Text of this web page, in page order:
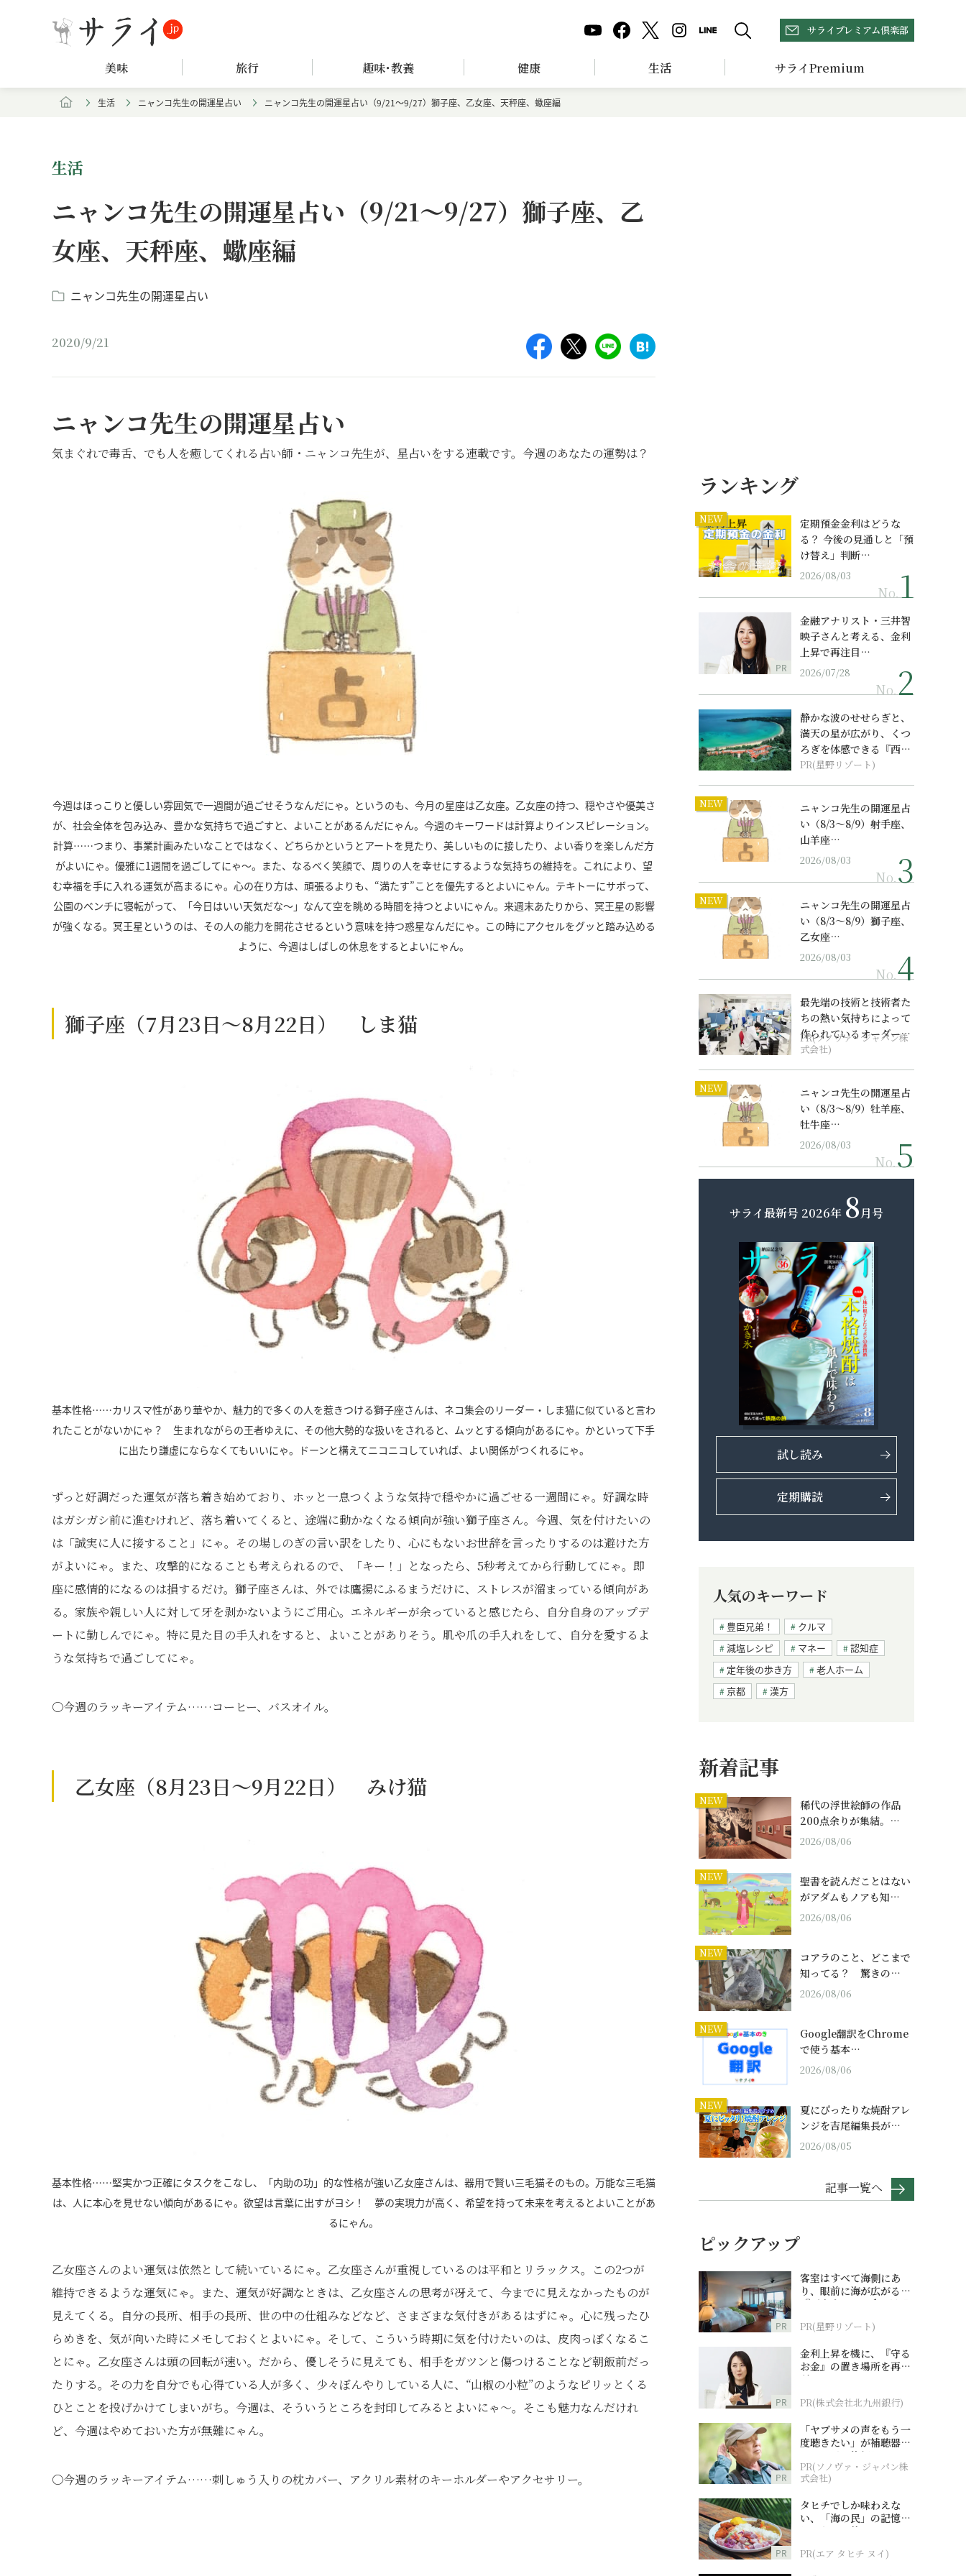
サライプレミアム倶楽部
美味 旅行 趣味･教養 健康 生活 サライPremium
生活 ニャンコ先生の開運星占い ニャンコ先生の開運星占い（9/21～9/27）獅子座、乙女座、天秤座、蠍座編
生活
ニャンコ先生の開運星占い（9/21～9/27）獅子座、乙
女座、天秤座、蠍座編
ニャンコ先生の開運星占い
2020/9/21
ニャンコ先生の開運星占い
気まぐれで毒舌、でも人を癒してくれる占い師・ニャンコ先生が、星占いをする連載です。今週のあなたの運勢は？
今週はほっこりと優しい雰囲気で一週間が過ごせそうなんだにゃ。というのも、今月の星座は乙女座。乙女座の持つ、穏やさや優美さ
が、社会全体を包み込み、豊かな気持ちで過ごすと、よいことがあるんだにゃん。今週のキーワードは計算よりインスピレーション。
計算……つまり、事業計画みたいなことではなく、どちらかというとアートを見たり、美しいものに接したり、よい香りを楽しんだ方
がよいにゃ。優雅に1週間を過ごしてにゃ～。また、なるべく笑顔で、周りの人を幸せにするような気持ちの維持を。これにより、望
む幸福を手に入れる運気が高まるにゃ。心の在り方は、頑張るよりも、“満たす”ことを優先するとよいにゃん。テキトーにサボって、
公園のベンチに寝転がって、「今日はいい天気だな～」なんて空を眺める時間を持つとよいにゃん。来週末あたりから、冥王星の影響
が強くなる。冥王星というのは、その人の能力を開花させるという意味を持つ惑星なんだにゃ。この時にアクセルをグッと踏み込める
ように、今週はしばしの休息をするとよいにゃん。
獅子座（7月23日～8月22日） しま猫
基本性格……カリスマ性があり華やか、魅力的で多くの人を惹きつける獅子座さんは、ネコ集会のリーダー・しま猫に似ていると言わ
れたことがないかにゃ？ 生まれながらの王者ゆえに、その他大勢的な扱いをされると、ムッとする傾向があるにゃ。かといって下手
に出たり謙虚にならなくてもいいにゃ。ドーンと構えてニコニコしていれば、よい関係がつくれるにゃ。
ずっと好調だった運気が落ち着き始めており、ホッと一息つくような気持で穏やかに過ごせる一週間にゃ。好調な時
はガシガシ前に進むけれど、落ち着いてくると、途端に動かなくなる傾向が強い獅子座さん。今週、気を付けたいの
は「誠実に人に接すること」にゃ。その場しのぎの言い訳をしたり、心にもないお世辞を言ったりするのは避けた方
がよいにゃ。また、攻撃的になることも考えられるので、「キー！」となったら、 5秒考えてから行動してにゃ。即
座に感情的になるのは損するだけ。獅子座さんは、外では鷹揚にふるまうだけに、ストレスが溜まっている傾向があ
る。家族や親しい人に対して牙を剥かないようにご用心。エネルギーが余っていると感じたら、自分自身のアップデ
ートに勤しんでにゃ。特に見た目の手入れをすると、よいことがありそう。肌や爪の手入れをして、自分を愛するよ
うな気持ちで過ごしてにゃ。
〇今週のラッキーアイテム……コーヒー、バスオイル。
乙女座（8月23日～9月22日） みけ猫
基本性格……堅実かつ正確にタスクをこなし、「内助の功」的な性格が強い乙女座さんは、器用で賢い三毛猫そのもの。万能な三毛猫
は、人に本心を見せない傾向があるにゃ。欲望は言葉に出すがヨシ！ 夢の実現力が高く、希望を持って未来を考えるとよいことがあ
るにゃん。
乙女座さんのよい運気は依然として続いているにゃ。乙女座さんが重視しているのは平和とリラックス。この2つが
維持できるような運気にゃ。また、運気が好調なときは、乙女座さんの思考が冴えて、今までに見えなかったものが
見えてくる。自分の長所、相手の長所、世の中の仕組みなどなど、さまざまな気付きがあるはずにゃ。心に残ったひ
らめきを、気が向いた時にメモしておくとよいにゃ。そして、こういう時期に気を付けたいのは、皮肉っぽくなるこ
とにゃ。乙女座さんは頭の回転が速い。だから、優しそうに見えても、相手をガツンと傷つけることなど朝飯前だっ
たりする。その力を自分でも心得ている人が多く、少々ぼんやりしている人に、“山椒の小粒”のようなピリッとくる
ひとことを投げかけてしまいがち。今週は、そういうところを封印してみるとよいにゃ～。そこも魅力なんだけれ
ど、今週はやめておいた方が無難にゃん。
〇今週のラッキーアイテム……刺しゅう入りの枕カバー、アクリル素材のキーホルダーやアクセサリー。
ランキング
NEW
定期預金金利はどうな
る？ 今後の見通しと「預
け替え」判断…
2026/08/03
No.
PR
金融アナリスト・三井智
映子さんと考える、金利
上昇で再注目…
2026/07/28
No.
静かな波のせせらぎと、
満天の星が広がり、くつ
ろぎを体感できる『西表
島ホテル by...
PR(星野リゾート)
NEW
ニャンコ先生の開運星占
い（8/3～8/9）射手座、
山羊座…
2026/08/03
No.
NEW
ニャンコ先生の開運星占
い（8/3～8/9）獅子座、
乙女座…
2026/08/03
No.
最先端の技術と技術者た
ちの熱い気持ちによって
作られているオーダーメ
イド補聴器
PR(ソノヴァ・ジャパン株
式会社)
NEW
ニャンコ先生の開運星占
い（8/3～8/9）牡羊座、
牡牛座…
2026/08/03
No.
サライ最新号 2026年 8月号
試し読み
定期購読
人気のキーワード
豊臣兄弟！
クルマ
減塩レシピ
マネー
認知症
定年後の歩き方
老人ホーム
京都
漢方
新着記事
NEW
稀代の浮世絵師の作品
200点余りが集結。…
2026/08/06
NEW
聖書を読んだことはない
がアダムもノアも知…
2026/08/06
NEW
コアラのこと、どこまで
知ってる？ 驚きの…
2026/08/06
NEW
Google翻訳をChrome
で使う基本…
2026/08/06
NEW
夏にぴったりな焼酎アレ
ンジを吉尾編集長が…
2026/08/05
記事一覧へ
ピックアップ
PR
客室はすべて海側にあ
り、眼前に海が広がる
『西表島ホテル by 星野
PR(星野リゾート)
PR
金利上昇を機に、『守る
お金』の置き場所を再検
討
PR(株式会社北九州銀行)
PR
「ヤブサメの声をもう一
度聴きたい」が補聴器チ
ャレンジの後押しに
PR(ソノヴァ・ジャパン株
式会社)
PR
タヒチでしか味わえな
い、「海の民」の記憶へ
とつながる旅
PR(エア タヒチ ヌイ)